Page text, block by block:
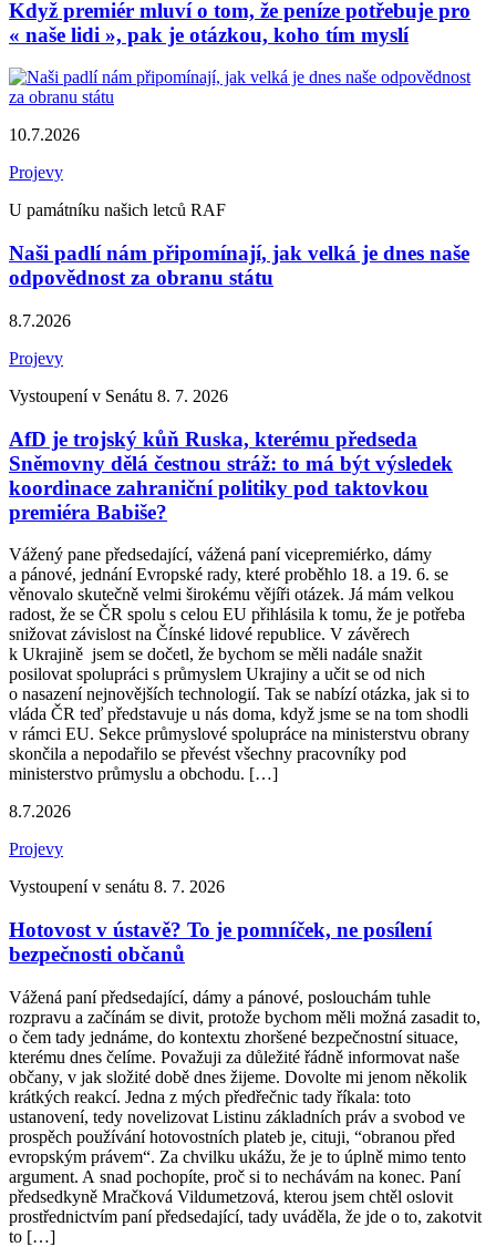
Když premiér mluví o tom, že peníze potřebuje pro
« naše lidi », pak je otázkou, koho tím myslí
10.7.2026
Projevy
U památníku našich letců RAF
Naši padlí nám připomínají, jak velká je dnes naše
odpovědnost za obranu státu
8.7.2026
Projevy
Vystoupení v Senátu 8. 7. 2026
AfD je trojský kůň Ruska, kterému předseda
Sněmovny dělá čestnou stráž: to má být výsledek
koordinace zahraniční politiky pod taktovkou
premiéra Babiše?
Vážený pane předsedající, vážená paní vicepremiérko, dámy
a pánové, jednání Evropské rady, které proběhlo 18. a 19. 6. se
věnovalo skutečně velmi širokému vějíři otázek. Já mám velkou
radost, že se ČR spolu s celou EU přihlásila k tomu, že je potřeba
snižovat závislost na Čínské lidové republice. V závěrech
k Ukrajině jsem se dočetl, že bychom se měli nadále snažit
posilovat spolupráci s průmyslem Ukrajiny a učit se od nich
o nasazení nejnovějších technologií. Tak se nabízí otázka, jak si to
vláda ČR teď představuje u nás doma, když jsme se na tom shodli
v rámci EU. Sekce průmyslové spolupráce na ministerstvu obrany
skončila a nepodařilo se převést všechny pracovníky pod
ministerstvo průmyslu a obchodu. […]
8.7.2026
Projevy
Vystoupení v senátu 8. 7. 2026
Hotovost v ústavě? To je pomníček, ne posílení
bezpečnosti občanů
Vážená paní předsedající, dámy a pánové, poslouchám tuhle
rozpravu a začínám se divit, protože bychom měli možná zasadit to,
o čem tady jednáme, do kontextu zhoršené bezpečnostní situace,
kterému dnes čelíme. Považuji za důležité řádně informovat naše
občany, v jak složité době dnes žijeme. Dovolte mi jenom několik
krátkých reakcí. Jedna z mých předřečnic tady říkala: toto
ustanovení, tedy novelizovat Listinu základních práv a svobod ve
prospěch používání hotovostních plateb je, cituji, “obranou před
evropským právem“. Za chvilku ukážu, že je to úplně mimo tento
argument. A snad pochopíte, proč si to nechávám na konec. Paní
předsedkyně Mračková Vildumetzová, kterou jsem chtěl oslovit
prostřednictvím paní předsedající, tady uváděla, že jde o to, zakotvit
to […]